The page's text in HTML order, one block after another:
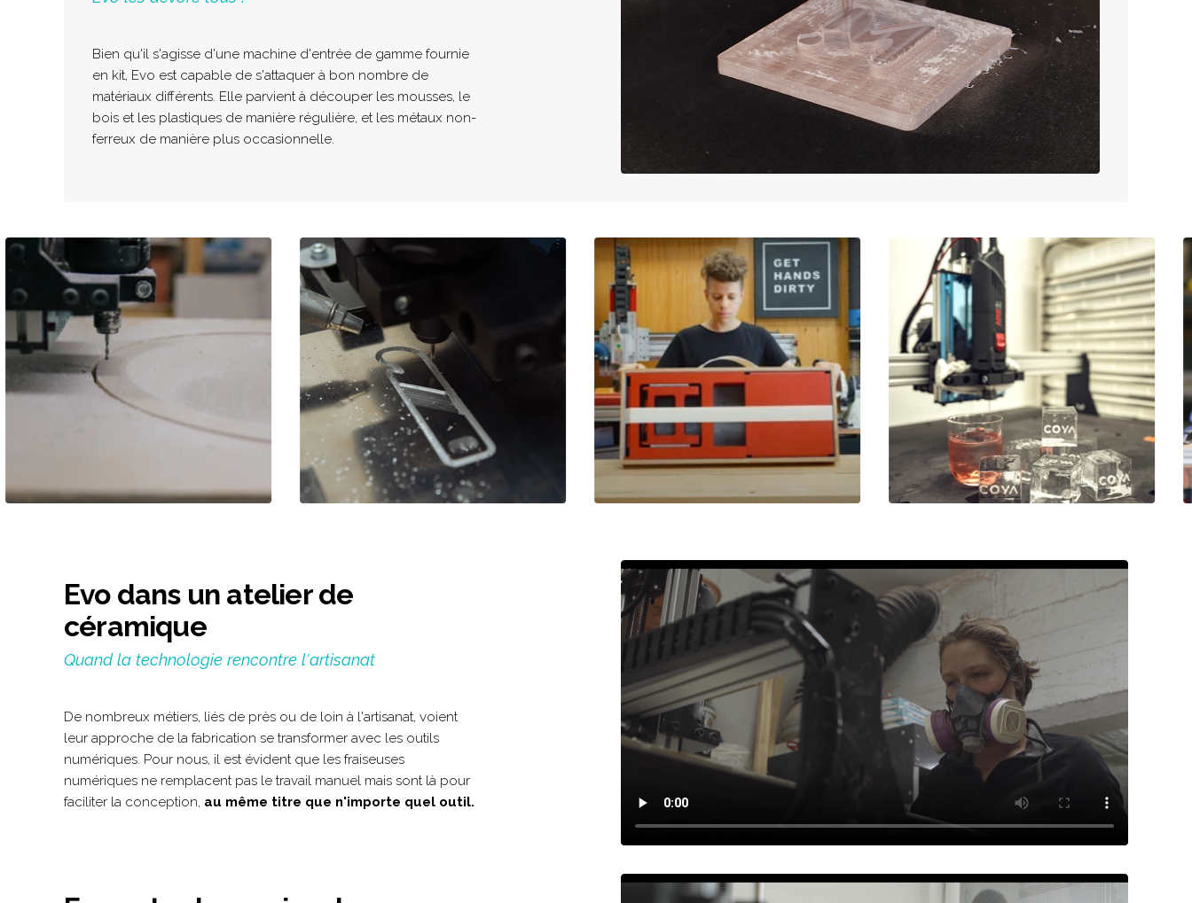
Bien qu'il s'agisse d'une machine d'entrée de gamme fournie
en kit, Evo est capable de s'attaquer à bon nombre de
matériaux différents. Elle parvient à découper les mousses, le
bois et les plastiques de manière régulière, et les métaux non-
ferreux de manière plus occasionnelle.
Evo dans un atelier de
céramique
Quand la technologie rencontre l'artisanat
De nombreux métiers, liés de près ou de loin à l'artisanat, voient
leur approche de la fabrication se transformer avec les outils
numériques. Pour nous, il est évident que les fraiseuses
numériques ne remplacent pas le travail manuel mais sont là pour
faciliter la conception, au même titre que n'importe quel outil.